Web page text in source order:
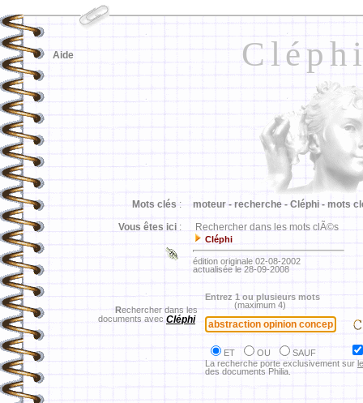
Aide
Mots clés : moteur - recherche - Cléphi - mots
Vous êtes ici : Rechercher dans les mots clÃ©s
Cléphi
édition originale 02-08-2002
actualisée le 28-09-2008
Rechercher dans les
documents avec Cléphi
Entrez 1 ou plusieurs mots
(maximum 4)
ET OU
SAUF
La recherche porte exclusivement sur
des documents Philia.